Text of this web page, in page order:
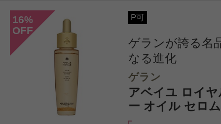
16%
OFF
P可
ゲランが誇る名
なる進化
ゲラン
アベイユ ロイ
ー オイル セロ